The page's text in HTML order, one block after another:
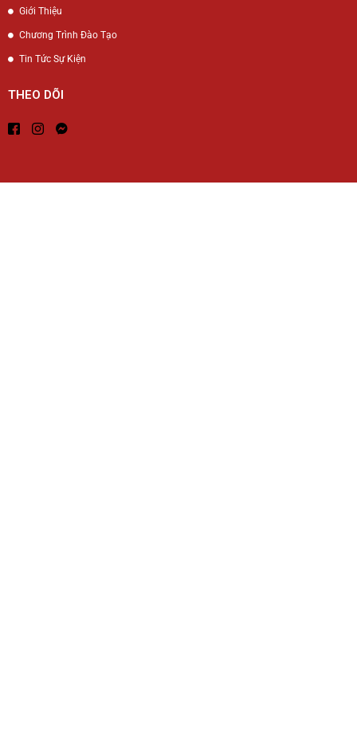
Giới Thiệu
Chương Trình Đào Tạo
Tin Tức Sự Kiện
THEO DÕI